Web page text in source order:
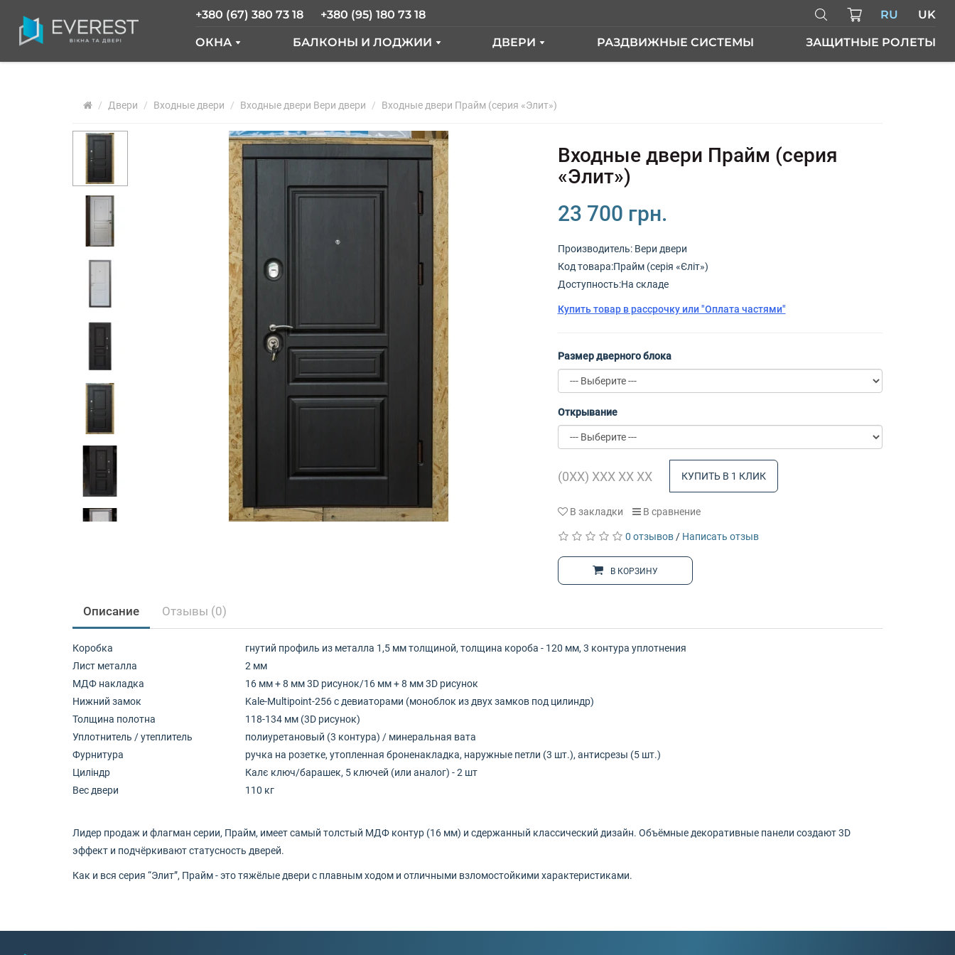
+380 (67) 380 73 18 +380 (95) 180 73 18 RU UK
ОКНА
ОКНА SALAMANDER
РАЗДВИЖНЫЕ ОКНА
ОКНА "ОКНА НОВЫЕ"
ОКНА WDS
ОКНА REHAU
АРОЧНЫЕ ОКНА
ПАНОРАМНЫЕ ОКНА
АЛЮМИНИЕВЫЕ ОКНА
БАЛКОНЫ И ЛОДЖИИ
БАЛКОН С ВЫНОСОМ
БАЛКОННЫЙ БЛОК
ОСТЕКЛЕНИЕ ЛОДЖИИ
ОТДЕЛКА БАЛКОНА
ФРАНЦУЗКИЙ БАЛКОН
ДВЕРИ
МЕЖКОМНАТНЫЕ ДВЕРИ
РАЗДВИЖНЫЕ СИСТЕМЫ ЗАЩИТНЫЕ РОЛЕТЫ
Двери Входные двери Входные двери Вери двери Входные двери Прайм (серия «Элит»)
Входные двери Прайм (серия
«Элит»)
23 700 грн.
Производитель: Вери двери
Код товарa:Прайм (серія «Єліт»)
Доступность:На складе
Купить товар в рассрочку или "Оплата частями"
Размер дверного блока
Открывание
КУПИТЬ В 1 КЛИК
В закладки В сравнение
0 отзывов/ Написать отзыв
В КОРЗИНУ
Описание Отзывы (0)
Коробка
гнутий профиль из металла 1,5 мм толщиной, толщина короба - 120 мм, 3 контура уплотнения
Лист металла
2 мм
МДФ накладка
16 мм + 8 мм 3D рисунок/16 мм + 8 мм 3D рисунок
Нижний замок
Kale-Multipoint-256 с девиаторами (моноблок из двух замков под цилиндр)
Толщина полотна
118-134 мм (3D рисунок)
Уплотнитель / утеплитель
полиуретановый (3 контура) / минеральная вата
Фурнитура
ручка на розетке, утопленная броненакладка, наружные петли (3 шт.), антисрезы (5 шт.)
Циліндр
Калє ключ/барашек, 5 ключей (или аналог) - 2 шт
Вес двери
110 кг
Лидер продаж и флагман серии, Прайм, имеет самый толстый МДФ контур (16 мм) и сдержанный классический дизайн. Объёмные декоративные панели создают 3D
эффект и подчёркивают статусность дверей.
Как и вся серия “Элит”, Прайм - это тяжёлые двери с плавным ходом и отличными взломостойкими характеристиками.